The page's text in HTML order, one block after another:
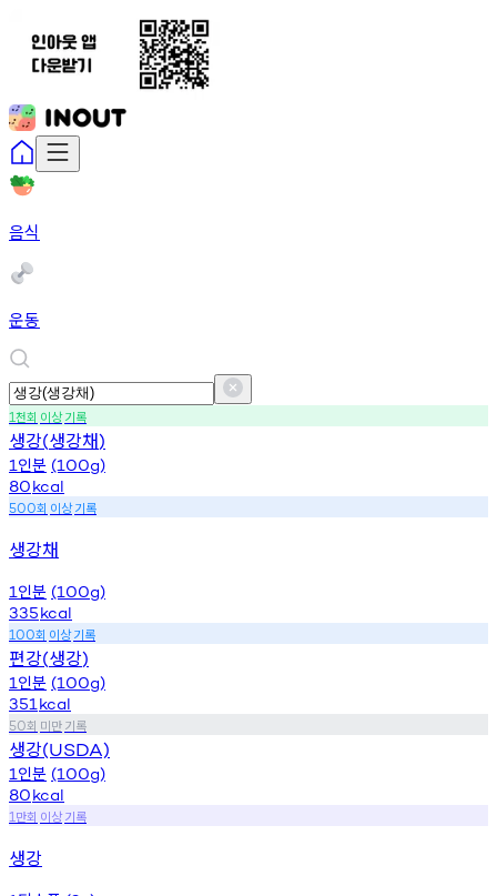
음식
운동
1천회 이상기록
생강(생강채)
1 인분 (100g)
80kcal
500회 이상기록
생강채
1 인분 (100g)
335kcal
100회 이상기록
편강(생강)
1 인분 (100g)
351 kcal
50회 미만기록
생강(USDA)
1 인분 (100g)
80kcal
1 만회 이상기록
생강